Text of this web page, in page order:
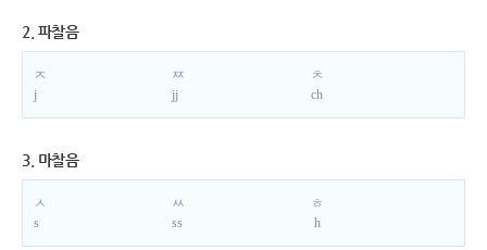
2. 파찰음
ㅈ
j
ㅉ
jj
ㅊ
ch
3. 마찰음
ㅅ
s
ㅆ
ss
ㅎ
h